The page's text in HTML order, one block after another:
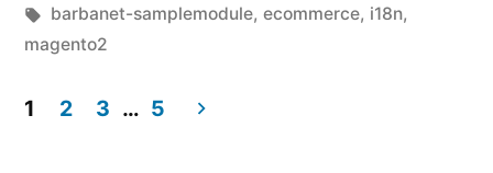
por
en
Etiquetas:
barbanet-samplemodule, ecommerce, i18n,
magento2
1 2 3 … 5